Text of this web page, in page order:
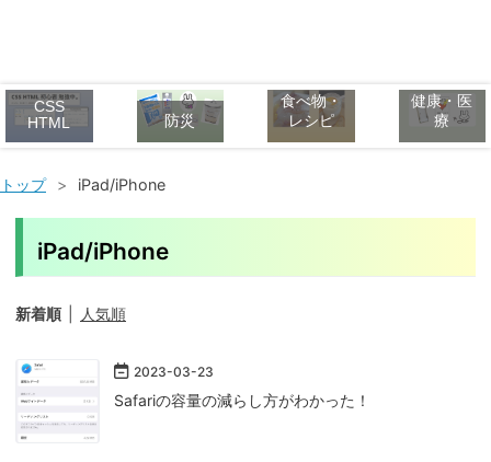
CSS
HTML
防災
食べ物・
レシピ
健康・医
療
トップ > iPad/iPhone
iPad/iPhone
新着順 人気順
2023-03-23
Safariの容量の減らし方がわかった！